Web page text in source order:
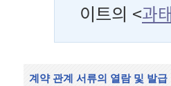
이트의 <과
계약 관계 서류의 열람 및 발급